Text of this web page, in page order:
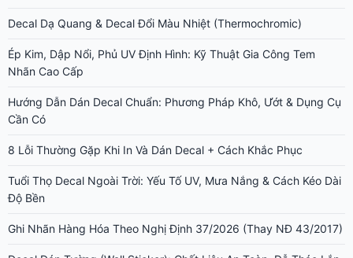
Decal Dạ Quang & Decal Đổi Màu Nhiệt (Thermochromic)
Ép Kim, Dập Nổi, Phủ UV Định Hình: Kỹ Thuật Gia Công Tem
Nhãn Cao Cấp
Hướng Dẫn Dán Decal Chuẩn: Phương Pháp Khô, Ướt & Dụng Cụ
Cần Có
8 Lỗi Thường Gặp Khi In Và Dán Decal + Cách Khắc Phục
Tuổi Thọ Decal Ngoài Trời: Yếu Tố UV, Mưa Nắng & Cách Kéo Dài
Độ Bền
Ghi Nhãn Hàng Hóa Theo Nghị Định 37/2026 (Thay NĐ 43/2017)